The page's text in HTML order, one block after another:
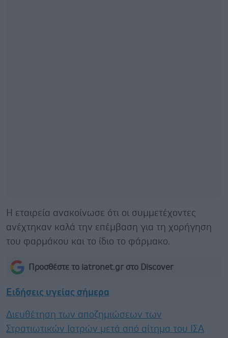
Η εταιρεία ανακοίνωσε ότι οι συμμετέχοντες
ανέχτηκαν καλά την επέμβαση για τη χορήγηση
του φαρμάκου και το ίδιο το φάρμακο.
Προσθέστε το iatronet.gr στο Discover
Ειδήσεις υγείας σήμερα
Διευθέτηση των αποζημιώσεων των
Στρατιωτικών Ιατρών μετά από αίτημα του ΙΣΑ